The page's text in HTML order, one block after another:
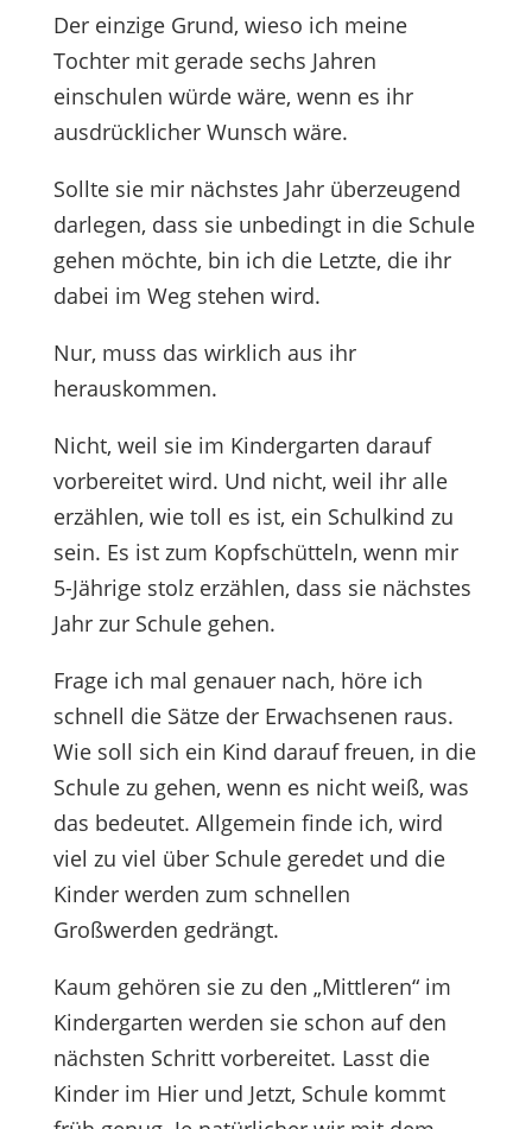
Der einzige Grund, wieso ich meine
Tochter mit gerade sechs Jahren
einschulen würde wäre, wenn es ihr
ausdrücklicher Wunsch wäre.
Sollte sie mir nächstes Jahr überzeugend
darlegen, dass sie unbedingt in die Schule
gehen möchte, bin ich die Letzte, die ihr
dabei im Weg stehen wird.
Nur, muss das wirklich aus ihr
herauskommen.
Nicht, weil sie im Kindergarten darauf
vorbereitet wird. Und nicht, weil ihr alle
erzählen, wie toll es ist, ein Schulkind zu
sein. Es ist zum Kopfschütteln, wenn mir
5-Jährige stolz erzählen, dass sie nächstes
Jahr zur Schule gehen.
Frage ich mal genauer nach, höre ich
schnell die Sätze der Erwachsenen raus.
Wie soll sich ein Kind darauf freuen, in die
Schule zu gehen, wenn es nicht weiß, was
das bedeutet. Allgemein finde ich, wird
viel zu viel über Schule geredet und die
Kinder werden zum schnellen
Großwerden gedrängt.
Kaum gehören sie zu den „Mittleren“ im
Kindergarten werden sie schon auf den
nächsten Schritt vorbereitet. Lasst die
Kinder im Hier und Jetzt, Schule kommt